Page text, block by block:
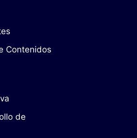
Contenidos
de